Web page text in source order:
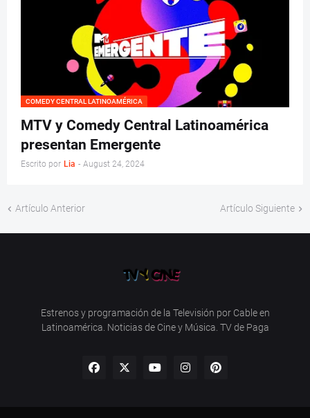
COMEDY CENTRAL LATINOAMÉRICA
MTV y Comedy Central Latinoamérica
presentan Emergente
Escrito por Lia - August 24, 2024
Artículo Anterior Artículo Siguiente
Estrenos y programación de la Televisión por Cable en
Latinoamérica. Noticias de Cine y Música. TV de Paga